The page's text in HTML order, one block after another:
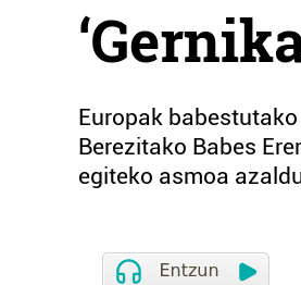
Europak
Berezitako Babes
egiteko asmoa